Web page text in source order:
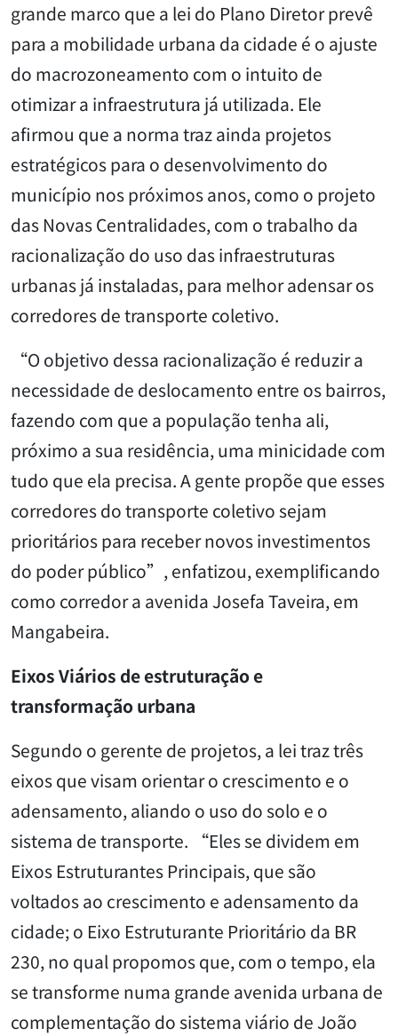
grande marco que a lei do Plano Diretor prevê
para a mobilidade urbana da cidade é o ajuste
do macrozoneamento com o intuito de
otimizar a infraestrutura já utilizada. Ele
afirmou que a norma traz ainda projetos
estratégicos para o desenvolvimento do
município nos próximos anos, como o projeto
das Novas Centralidades, com o trabalho da
racionalização do uso das infraestruturas
urbanas já instaladas, para melhor adensar os
corredores de transporte coletivo.
“O objetivo dessa racionalização é reduzir a
necessidade de deslocamento entre os bairros,
fazendo com que a população tenha ali,
próximo a sua residência, uma minicidade com
tudo que ela precisa. A gente propõe que esses
corredores do transporte coletivo sejam
prioritários para receber novos investimentos
do poder público”, enfatizou, exemplificando
como corredor a avenida Josefa Taveira, em
Mangabeira.
Eixos Viários de estruturação e
transformação urbana
Segundo o gerente de projetos, a lei traz três
eixos que visam orientar o crescimento e o
adensamento, aliando o uso do solo e o
sistema de transporte. “Eles se dividem em
Eixos Estruturantes Principais, que são
voltados ao crescimento e adensamento da
cidade; o Eixo Estruturante Prioritário da BR
230, no qual propomos que, com o tempo, ela
se transforme numa grande avenida urbana de
complementação do sistema viário de João